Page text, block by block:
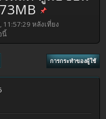
11:57:29 หลังเที่ยง
นี้
การกระทำของผู้ใช้